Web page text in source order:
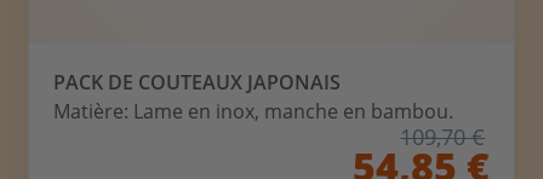
PACK DE COUTEAUX JAPONAIS
Matière: Lame en inox, manche en bambou.
109,70 €
54,85 €